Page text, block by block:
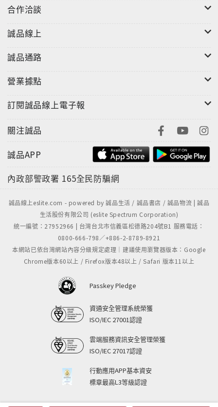
合作洽談
誠品線上
誠品通路
營業據點
訂閱誠品線上電子報
關注誠品
誠品APP
內政部警政署 165全民防騙網
誠品線上eslite.com - powered by 誠品生活 / 誠品書店 / 誠品物流 | 誠品
生活股份有限公司 (eslite Spectrum Corporation)
統一編號：27952966 | 台灣台北市信義區松德路204號B1 服務電話：
0800-666-798／+886-2-8789-8921
本網站已依台灣網站內容分級規定處理｜建議使用瀏覽器版本：Google
Chrome版本60以上 / Firefox版本48以上 / Safari 版本11以上
Passkey Pledge
資通安全管理系統榮獲
ISO/IEC 27001認證
雲端服務資訊安全管理榮獲
ISO/IEC 27017認證
行動應用APP基本資安
標章最高L3等級認證